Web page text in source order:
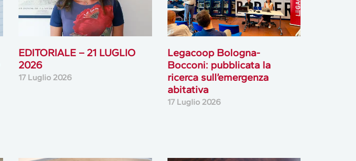
EDITORIALE – 21 LUGLIO
2026
17 Luglio 2026
Legacoop Bologna-
Bocconi: pubblicata la
ricerca sull’emergenza
abitativa
17 Luglio 2026